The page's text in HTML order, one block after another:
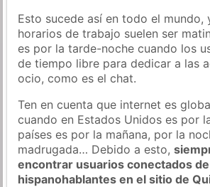
Esto sucede así en todo el mundo,
horarios de trabajo suelen ser
es por la tarde-noche cuando los
de tiempo libre para dedicar a las
ocio, como es el chat.
Ten en cuenta que internet es
cuando en Estados Unidos es por
países es por la mañana, por la
madrugada… Debido a esto,
encontrar usuarios conectados
hispanohablantes en el sitio de